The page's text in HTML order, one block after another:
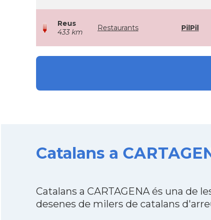
Reus
433 km
Restaurants PilPil
Catalans a
Catalans a CARTAGENA és una de
desenes de milers de catalans